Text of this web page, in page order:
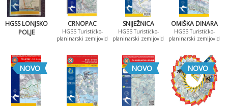
HGSS LONJSKO
POLJE
CRNOPAC
HGSS Turističko-
planinarski zemljovid
SNIJEŽNICA
HGSS Turističko-
planinarski zemljovid
OMIŠKA DINARA
HGSS Turističko-
planinarski zemljovid
NOVO NOVO NOVO